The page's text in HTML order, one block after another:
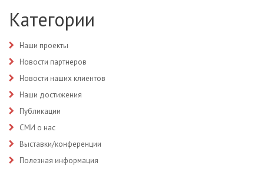
Категории
Наши проекты
Новости партнеров
Новости наших клиентов
Наши достижения
Публикации
СМИ о нас
Выставки/конференции
Полезная информация